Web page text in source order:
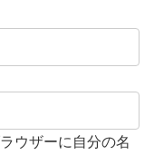
ウザーに自分の名